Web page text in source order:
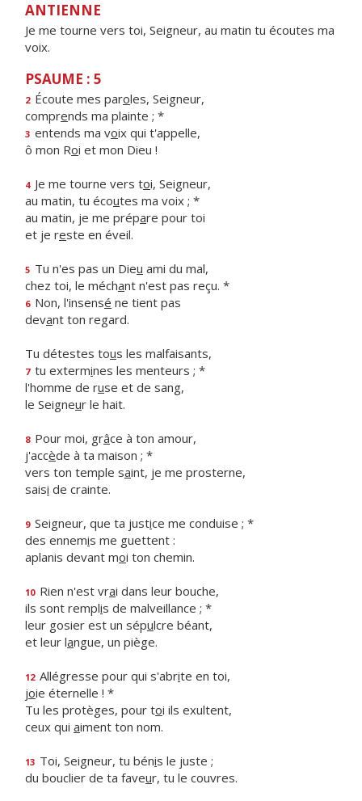
ANTIENNE
Je me tourne vers toi, Seigneur, au matin tu écoutes ma
voix.
PSAUME : 5
2 Écoute mes paroles, Seigneur,
comprends ma plainte ; *
3 entends ma voix qui t'appelle,
ô mon Roi et mon Dieu !
4 Je me tourne vers toi, Seigneur,
au matin, tu écoutes ma voix ; *
au matin, je me prépare pour toi
et je reste en éveil.
5 Tu n'es pas un Dieu ami du mal,
chez toi, le méchant n'est pas reçu. *
6 Non, l'insensé ne tient pas
devant ton regard.
Tu détestes tous les malfaisants,
7 tu extermines les menteurs ; *
l'homme de ruse et de sang,
le Seigneur le hait.
8 Pour moi, grâce à ton amour,
j'accède à ta maison ; *
vers ton temple saint, je me prosterne,
saisi de crainte.
9 Seigneur, que ta justice me conduise ; *
des ennemis me guettent :
aplanis devant moi ton chemin.
10 Rien n'est vrai dans leur bouche,
ils sont remplis de malveillance ; *
leur gosier est un sépulcre béant,
et leur langue, un piège.
12 Allégresse pour qui s'abrite en toi,
joie éternelle ! *
Tu les protèges, pour toi ils exultent,
ceux qui aiment ton nom.
13 Toi, Seigneur, tu bénis le juste ;
du bouclier de ta faveur, tu le couvres.